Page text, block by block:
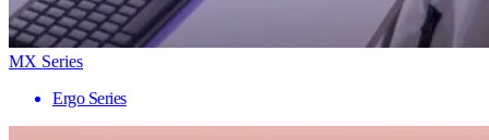
MX Series
Ergo Series